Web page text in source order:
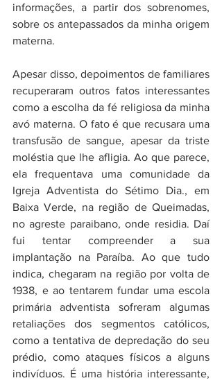
informações, a partir dos sobrenomes,
sobre os antepassados da minha origem
materna.
Apesar disso, depoimentos de familiares
recuperaram outros fatos interessantes
como a escolha da fé religiosa da minha
avó materna. O fato é que recusara uma
transfusão de sangue, apesar da triste
moléstia que lhe afligia. Ao que parece,
ela frequentava uma comunidade da
Igreja Adventista do Sétimo Dia., em
Baixa Verde, na região de Queimadas,
no agreste paraibano, onde residia. Daí
fui tentar compreender a sua
implantação na Paraíba. Ao que tudo
indica, chegaram na região por volta de
1938, e ao tentarem fundar uma escola
primária adventista sofreram algumas
retaliações dos segmentos católicos,
como a tentativa de depredação do seu
prédio, como ataques físicos a alguns
indivíduos. É uma história interessante,